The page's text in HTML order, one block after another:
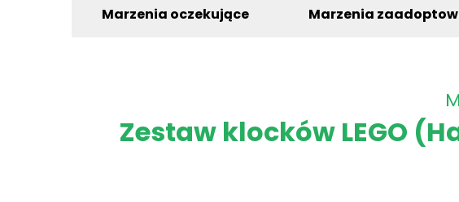
Marzenia oczekujące Marzenia
Zestaw klocków LEGO